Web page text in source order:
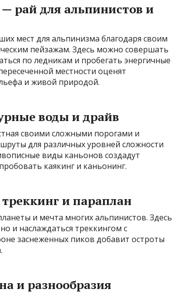
рай для альпинистов и
мест для альпинизма благодаря своим
пейзажам. Здесь можно совершать
по ледникам и пробегать энергичные
местности оценят
и живой природой.
воды и драйв
своими сложными порогами и
для различных уровней сложности
виды каньонов создадут
каякинг и каньонинг.
и параплан
и мечта многих альпинистов. Здесь
и наслаждаться треккингом с
заснеженных пиков добавит остроты
и разнообразия